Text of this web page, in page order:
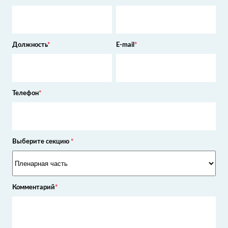
Пензенский
Начальник отдела
"Цифрум" ГК
EVRAZ Group S.A.
(ЕВРАЗ Групп)
Начальник отдела
развития ИТ
Эрнст энд Янг